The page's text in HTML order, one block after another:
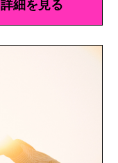
詳細を見る